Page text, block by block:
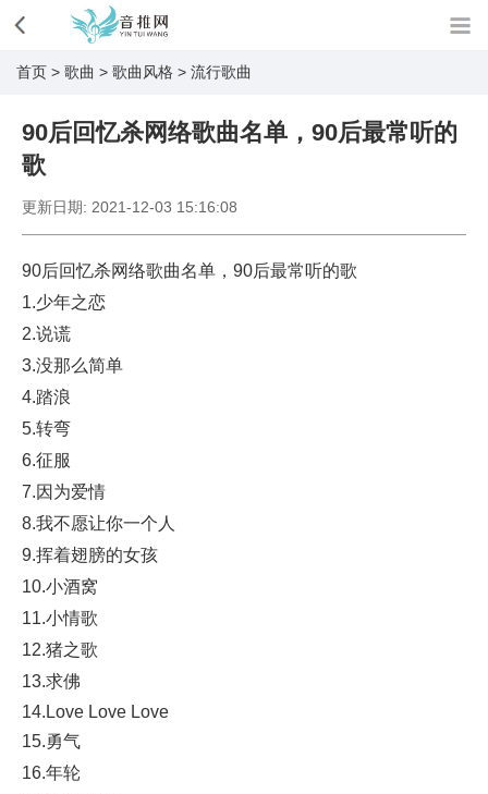
首页 > 歌曲 > 歌曲风格 > 流行歌曲
90后回忆杀网络歌曲名单，90后最常听的
歌
更新日期: 2021-12-03 15:16:08
90后回忆杀网络歌曲名单，90后最常听的歌
1.少年之恋
2.说谎
3.没那么简单
4.踏浪
5.转弯
6.征服
7.因为爱情
8.我不愿让你一个人
9.挥着翅膀的女孩
10.小酒窝
11.小情歌
12.猪之歌
13.求佛
14.Love Love Love
15.勇气
16.年轮